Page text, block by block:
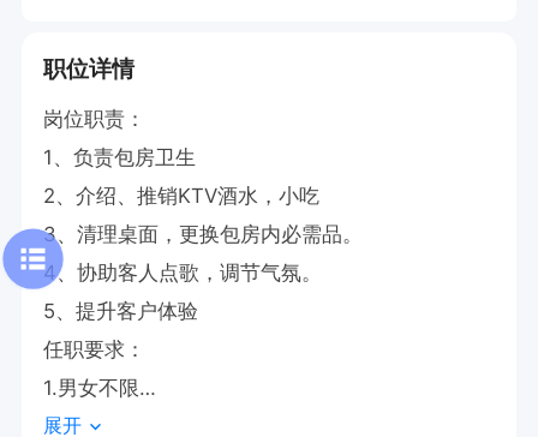
职位详情
岗位职责：
1、负责包房卫生
2、介绍、推销KTV酒水，小吃
3、清理桌面，更换包房内必需品。
4、协助客人点歌，调节气氛。
5、提升客户体验
任职要求：
1.男女不限
2.有良好的职业心态和团队协作能力
展开